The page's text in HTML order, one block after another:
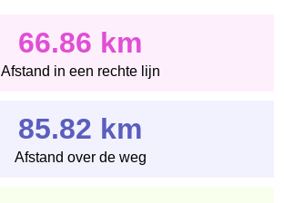
66.86 km
Afstand in een rechte lijn
85.82 km
Afstand over de weg